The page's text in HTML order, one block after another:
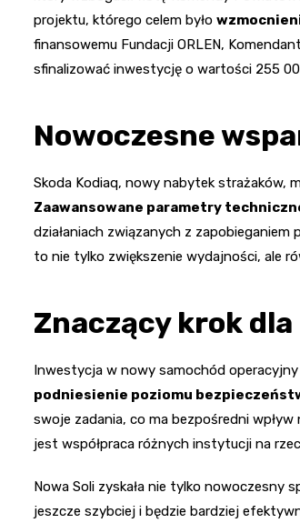
projektu, którego celem było
finansowemu Fundacji ORLEN,
sfinalizować inwestycję o wartości 255
Nowoczesne
Skoda Kodiaq, nowy nabytek strażaków,
Zaawansowane parametry
działaniach związanych z
to nie tylko zwiększenie wydajności, ale
Znaczący krok
Inwestycja w nowy samochód
podniesienie poziomu
swoje zadania, co ma bezpośredni
jest współpraca różnych instytucji na
Nowa Soli zyskała nie tylko
jeszcze szybciej i będzie bardziej